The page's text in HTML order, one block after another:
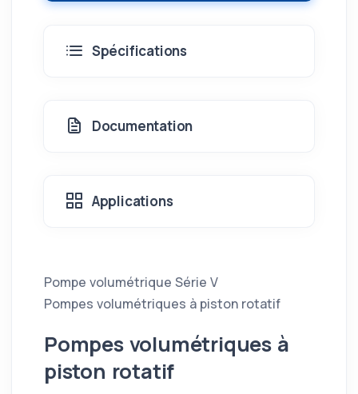
Spécifications
Documentation
Applications
Pompe volumétrique Série V
Pompes volumétriques à piston rotatif
Pompes volumétriques à
piston rotatif